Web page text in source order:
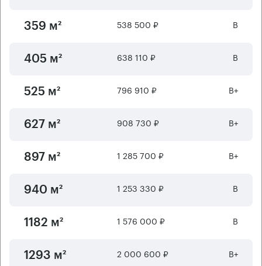
359 м² 538 500 ₽ B
405 м² 638 110 ₽ B
525 м² 796 910 ₽ B+
627 м² 908 730 ₽ B+
897 м² 1 285 700 ₽ B+
940 м² 1 253 330 ₽ B
1182 м² 1 576 000 ₽ B
1293 м² 2 000 600 ₽ B+